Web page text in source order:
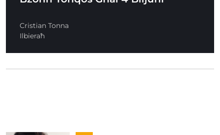
Cristian Tonna
Ilbieraħ